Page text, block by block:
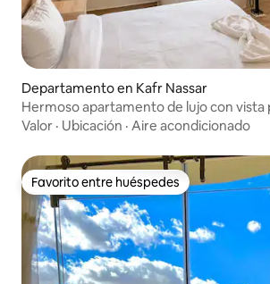
Departamento en Kafr Nassar
Hermoso apartamento de lujo con vista
pirámides
Valor · Ubicación · Aire acondicionado
Favorito entre huéspedes
Favorito entre huéspedes